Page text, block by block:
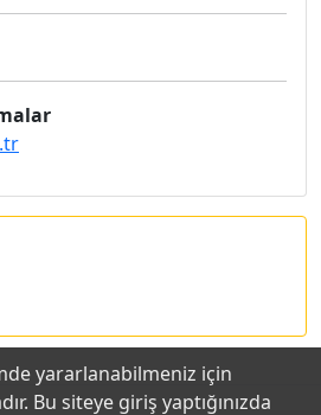
yararlanabilmeniz için
Bu siteye giriş yaptığınızda